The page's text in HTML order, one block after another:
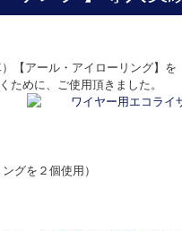
【アール・アイローリング】 を
ために、ご使用頂きました。
グを２個使用）